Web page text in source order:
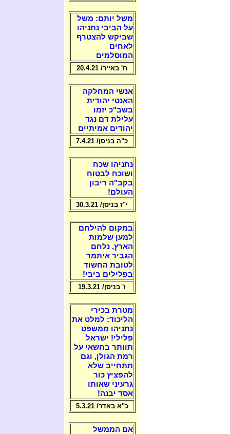
משל יותם: משל
על הביבי נתניהו
שביקש להצטרף
לאחים
המוסלמים
ח' באייר/ 20.4.21
אנשי המחלקה
האנטי יהודית
בשב"כ יזמו
עלילת דם נגד
יהודים אמיתיים
כ"ה בניסן/ 7.4.21
נתניהו שכח
ושוכח לבטוח
בקב"ה ריבון
העולם!
י"ז בניסן/ 30.3.21
במקום להילחם
למען שלמות
הארץ, נלחם
הגביר איתמר
לטובת החשוד
בפלילים ביבי!
ו' בניסן/ 19.3.21
מטרת בכירי
הליכוד: למלט את
נתניהו ממשפט
פלילי! ישראל
תוותר בחשאי על
רמת הגולן, וגם
תתחייב שלא
להפציץ כור
גרעיני שאותו
אסד יבנה!
כ"א באדר/ 5.3.21
אם הממשל